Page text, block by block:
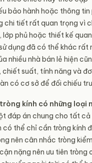
bảo hành hoặc thông tin
chi tiết rất quan trọng vì
lớp phủ hoặc thiết kế
dụng đã có thể khác rất
nhiều nhà bán lẻ hiện
chiết suất, tính năng và
có cơ sở để đối chiếu
tròng kính có những loại
đáp án chung cho tất cả
có thể chỉ cần tròng kính
nên cân nhắc tròng
nặng nên ưu tiên